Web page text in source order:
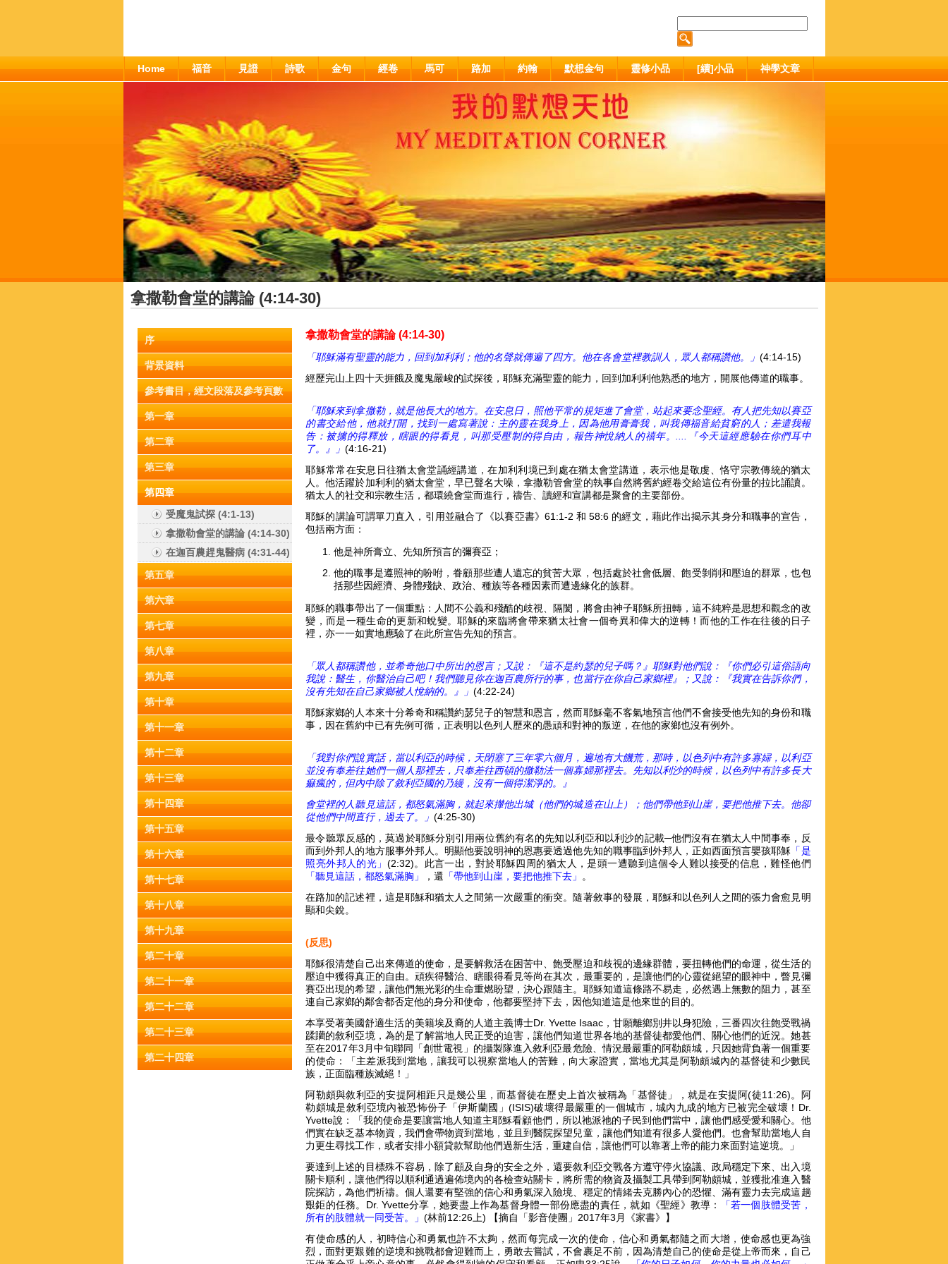
Home 福音 見證 詩歌 金句 經卷 馬可 路加 約翰 默想金句 靈修小品 [續]小品 神學文章
拿撒勒會堂的講論 (4:14-30)
序
背景資料
參考書目，經文段落及參考頁數
第一章
第二章
第三章
第四章
受魔鬼試探 (4:1-13)
拿撒勒會堂的講論 (4:14-30)
在迦百農趕鬼醫病 (4:31-44)
第五章
第六章
第七章
第八章
第九章
第十章
第十一章
第十二章
第十三章
第十四章
第十五章
第十六章
第十七章
第十八章
第十九章
第二十章
第二十一章
第二十二章
第二十三章
第二十四章
拿撒勒會堂的講論 (4:14-30)
「耶穌滿有聖靈的能力，回到加利利；他的名聲就傳遍了四方。他在各會堂裡教訓人，眾人都稱讚他。」(4:14-15)
經歷完山上四十天捱餓及魔鬼嚴峻的試探後，耶穌充滿聖靈的能力，回到加利利他熟悉的地方，開展他傳道的職事。
「耶穌來到拿撒勒，就是他長大的地方。在安息日，照他平常的規矩進了會堂，站起來要念聖經。有人把先知以賽亞
的書交給他，他就打開，找到一處寫著說：主的靈在我身上，因為他用膏膏我，叫我傳福音給貧窮的人；差遣我報
告：被擄的得釋放，瞎眼的得看見，叫那受壓制的得自由，報告神悅納人的禧年。....『今天這經應驗在你們耳中
了。』」(4:16-21)
耶穌常常在安息日往猶太會堂誦經講道，在加利利境已到處在猶太會堂講道，表示他是敬虔、恪守宗教傳統的猶太
人。他活躍於加利利的猶太會堂，早已聲名大噪，拿撒勒管會堂的執事自然將舊約經卷交給這位有份量的拉比誦讀。
猶太人的社交和宗教生活，都環繞會堂而進行，禱告、讀經和宣講都是聚會的主要部份。
耶穌的講論可謂單刀直入，引用並融合了《以賽亞書》61:1-2 和 58:6 的經文，藉此作出揭示其身分和職事的宣告，
包括兩方面：
他是神所膏立、先知所預言的彌賽亞；
他的職事是遵照神的吩咐，眷顧那些遭人遺忘的貧苦大眾，包括處於社會低層、飽受剝削和壓迫的群眾，也包
括那些因經濟、身體殘缺、政治、種族等各種因素而遭邊緣化的族群。
耶穌的職事帶出了一個重點：人間不公義和殘酷的歧視、隔閡，將會由神子耶穌所扭轉，這不純粹是思想和觀念的改
變，而是一種生命的更新和蛻變。耶穌的來臨將會帶來猶太社會一個奇異和偉大的逆轉！而他的工作在往後的日子
裡，亦一一如實地應驗了在此所宣告先知的預言。
「眾人都稱讚他，並希奇他口中所出的恩言；又說：『這不是約瑟的兒子嗎？』耶穌對他們說：『你們必引這俗語向
我說：醫生，你醫治自己吧！我們聽見你在迦百農所行的事，也當行在你自己家鄉裡』；又說：『我實在告訴你們，
沒有先知在自己家鄉被人悅納的。』」(4:22-24)
耶穌家鄉的人本來十分希奇和稱讚約瑟兒子的智慧和恩言，然而耶穌毫不客氣地預言他們不會接受他先知的身份和職
事，因在舊約中已有先例可循，正表明以色列人歷來的愚頑和對神的叛逆，在他的家鄉也沒有例外。
「我對你們說實話，當以利亞的時候，天閉塞了三年零六個月，遍地有大饑荒，那時，以色列中有許多寡婦，以利亞
並沒有奉差往她們一個人那裡去，只奉差往西頓的撒勒法一個寡婦那裡去。先知以利沙的時候，以色列中有許多長大
痲瘋的，但內中除了敘利亞國的乃縵，沒有一個得潔淨的。』
會堂裡的人聽見這話，都怒氣滿胸，就起來攆他出城（他們的城造在山上）；他們帶他到山崖，要把他推下去。他卻
從他們中間直行，過去了。」(4:25-30)
最令聽眾反感的，莫過於耶穌分別引用兩位舊約有名的先知以利亞和以利沙的記載─他們沒有在猶太人中間事奉，反
而到外邦人的地方服事外邦人。明顯他要說明神的恩惠要透過他先知的職事臨到外邦人，正如西面預言嬰孩耶穌 「是
照亮外邦人的光」 (2:32)。此言一出，對於耶穌四周的猶太人，是頭一遭聽到這個令人難以接受的信息，難怪他們
「聽見這話，都怒氣滿胸」
，還 「帶他到山崖，要把他推下去」
。
在路加的記述裡，這是耶穌和猶太人之間第一次嚴重的衝突。隨著敘事的發展，耶穌和以色列人之間的張力會愈見明
顯和尖銳。
(反思)
耶穌很清楚自己出來傳道的使命，是要解救活在困苦中、飽受壓迫和歧視的邊緣群體，要扭轉他們的命運，從生活的
壓迫中獲得真正的自由。頑疾得醫治、瞎眼得看見等尚在其次，最重要的，是讓他們的心靈從絕望的眼神中，瞥見彌
賽亞出現的希望，讓他們無光彩的生命重燃盼望，決心跟隨主。耶穌知道這條路不易走，必然遇上無數的阻力，甚至
連自己家鄉的鄰舍都否定他的身分和使命，他都要堅持下去，因他知道這是他來世的目的。
本享受著美國舒適生活的美籍埃及裔的人道主義博士Dr. Yvette Isaac，甘願離鄉別井以身犯險，三番四次往飽受戰禍
蹂躪的敘利亞境，為的是了解當地人民正受的迫害，讓他們知道世界各地的基督徒都愛他們、關心他們的近況。她甚
至在2017年3月中旬聯同「創世電視」的攝製隊進入敘利亞最危險、情況最嚴重的阿勒頗城，只因她背負著一個重要
的使命：「主差派我到當地，讓我可以視察當地人的苦難，向大家證實，當地尤其是阿勒頗城內的基督徒和少數民
族，正面臨種族滅絕！」
阿勒頗與敘利亞的安提阿相距只是幾公里，而基督徒在歷史上首次被稱為「基督徒」，就是在安提阿(徒11:26)。阿
勒頗城是敘利亞境內被恐怖份子「伊斯蘭國」(ISIS)破壞得最嚴重的一個城市，城內九成的地方已被完全破壞！Dr.
Yvette說：「我的使命是要讓當地人知道主耶穌看顧他們，所以祂派祂的子民到他們當中，讓他們感受愛和關心。他
們實在缺乏基本物資，我們會帶物資到當地，並且到醫院探望兒童，讓他們知道有很多人愛他們。也會幫助當地人自
力更生尋找工作，或者安排小額貸款幫助他們過新生活，重建自信，讓他們可以靠著上帝的能力來面對這逆境。」
要達到上述的目標殊不容易，除了顧及自身的安全之外，還要敘利亞交戰各方遵守停火協議、政局穩定下來、出入境
關卡順利，讓他們得以順利通過遍佈境內的各檢查站關卡，將所需的物資及攝製工具帶到阿勒頗城，並獲批准進入醫
院探訪，為他們祈禱。個人還要有堅強的信心和勇氣深入險境、穩定的情緒去克勝內心的恐懼、滿有靈力去完成這趟
艱鉅的任務。Dr. Yvette分享，她要盡上作為基督身體一部份應盡的責任，就如《聖經》教導：
「若一個肢體受苦，
所有的肢體就一同受苦。」(林前12:26上) 【摘自「影音使團」2017年3月《家書》】
有使命感的人，初時信心和勇氣也許不太夠，然而每完成一次的使命，信心和勇氣都隨之而大增，使命感也更為強
烈，面對更艱難的逆境和挑戰都會迎難而上，勇敢去嘗試，不會裹足不前，因為清楚自己的使命是從上帝而來，自己